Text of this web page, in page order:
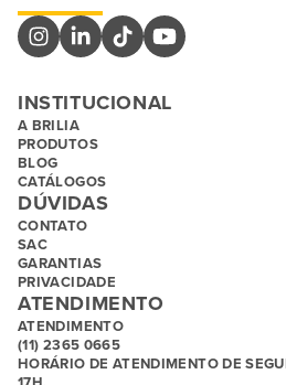
INSTITUCIONAL
A BRILIA
PRODUTOS
BLOG
CATÁLOGOS
DÚVIDAS
CONTATO
SAC
GARANTIAS
PRIVACIDADE
ATENDIMENTO
ATENDIMENTO
(11) 2365 0665
HORÁRIO DE ATENDIMENTO DE